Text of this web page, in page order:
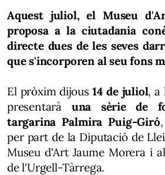
Aquest juliol, el Museu
proposa a la ciutadania
directe dues de les seves
que s'incorporen al seu fons
El pròxim dijous14 de juliol, a
presentarà una sèrie de
targarina Palmira Puig-Giró
per part de la Diputació de
Museu d'Art Jaume Morera i
de l'Urgell-Tàrrega.